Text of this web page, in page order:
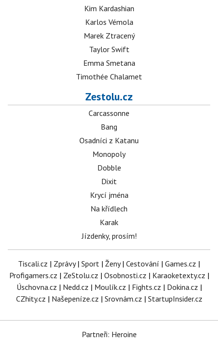
Kim Kardashian
Karlos Vémola
Marek Ztracený
Taylor Swift
Emma Smetana
Timothée Chalamet
Zestolu.cz
Carcassonne
Bang
Osadníci z Katanu
Monopoly
Dobble
Dixit
Krycí jména
Na křídlech
Karak
Jízdenky, prosím!
Tiscali.cz | Zprávy| Sport | Ženy| Cestování | Games.cz |
Profigamers.cz | ZeStolu.cz | Osobnosti.cz | Karaoketexty.cz |
Úschovna.cz | Nedd.cz | Moulík.cz | Fights.cz | Dokina.cz |
CZhity.cz | Našepeníze.cz | Srovnám.cz | StartupInsider.cz
Partneři: Heroine